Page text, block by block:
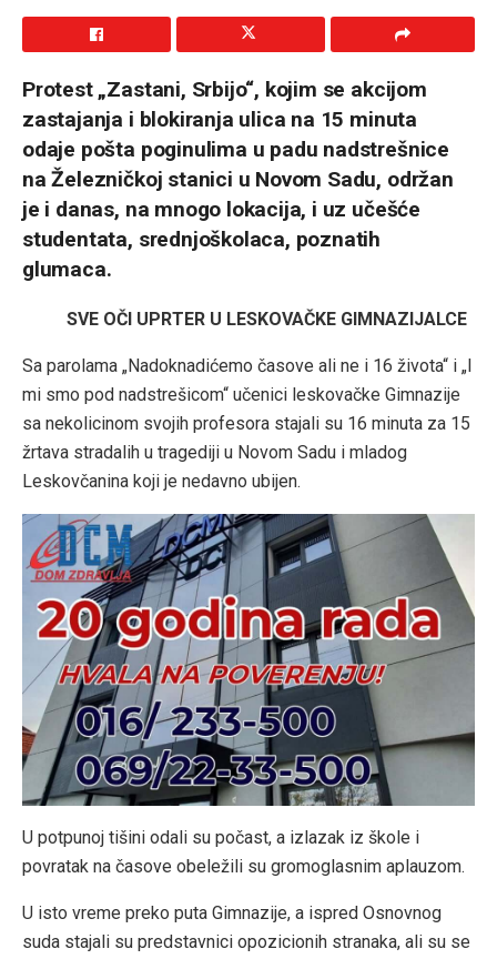
Protest „Zastani, Srbijo“, kojim se akcijom
zastajanja i blokiranja ulica na 15 minuta
odaje pošta poginulima u padu nadstrešnice
na Železničkoj stanici u Novom Sadu, održan
je i danas, na mnogo lokacija, i uz učešće
studentata, srednjoškolaca, poznatih
glumaca.
SVE OČI UPRTER U LESKOVAČKE GIMNAZIJALCE
Sa parolama „Nadoknadićemo časove ali ne i 16 života“ i „I
mi smo pod nadstrešicom“ učenici leskovačke Gimnazije
sa nekolicinom svojih profesora stajali su 16 minuta za 15
žrtava stradalih u tragediji u Novom Sadu i mladog
Leskovčanina koji je nedavno ubijen.
U potpunoj tišini odali su počast, a izlazak iz škole i
povratak na časove obeležili su gromoglasnim aplauzom.
U isto vreme preko puta Gimnazije, a ispred Osnovnog
suda stajali su predstavnici opozicionih stranaka, ali su se